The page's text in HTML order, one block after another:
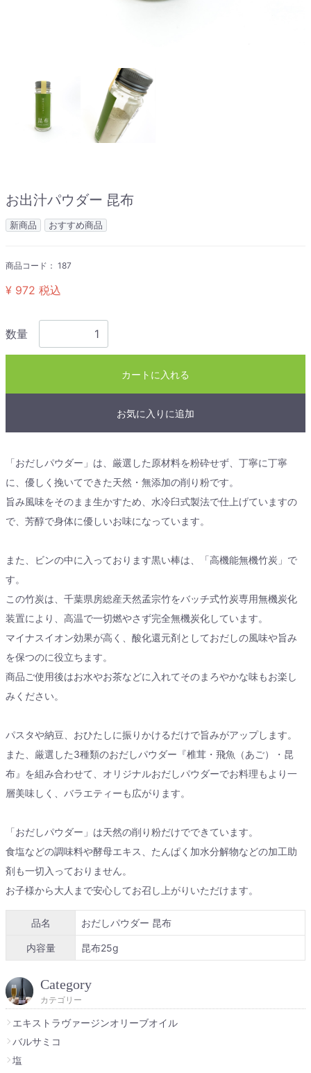
お出汁パウダー 昆布
新商品 おすすめ商品
商品コード： 187
¥ 972 税込
数量
カートに入れる
お気に入りに追加
「おだしパウダー」は、厳選した原材料を粉砕せず、丁寧に丁寧
に、優しく挽いてできた天然・無添加の削り粉です。
旨み風味をそのまま生かすため、水冷臼式製法で仕上げていますの
で、芳醇で身体に優しいお味になっています。
また、ビンの中に入っております黒い棒は、「高機能無機竹炭」で
す。
この竹炭は、千葉県房総産天然孟宗竹をバッチ式竹炭専用無機炭化
装置により、高温で一切燃やさず完全無機炭化しています。
マイナスイオン効果が高く、酸化還元剤としておだしの風味や旨み
を保つのに役立ちます。
商品ご使用後はお水やお茶などに入れてそのまろやかな味もお楽し
みください。
パスタや納豆、おひたしに振りかけるだけで旨みがアップします。
また、厳選した3種類のおだしパウダー『椎茸・飛魚（あご）・昆
布』を組み合わせて、オリジナルおだしパウダーでお料理もより一
層美味しく、バラエティーも広がります。
「おだしパウダー」は天然の削り粉だけでできています。
食塩などの調味料や酵母エキス、たんぱく加水分解物などの加工助
剤も一切入っておりません。
お子様から大人まで安心してお召し上がりいただけます。
品名 おだしパウダー 昆布
内容量 昆布25g
Category
カテゴリー
エキストラヴァージンオリーブオイル
バルサミコ
塩